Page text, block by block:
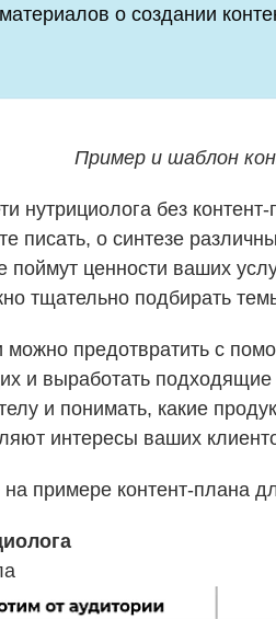
о создании
Пример и шаблон
нутрициолога без
писать, о синтезе
ценности ваших
тщательно подбирать
можно предотвратить с
и выработать
и понимать, какие
интересы ваших
примере контент-плана